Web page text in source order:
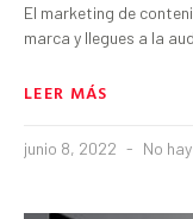
El marketing de
marca y llegues a la
LEER MÁS
junio 8, 2022 No